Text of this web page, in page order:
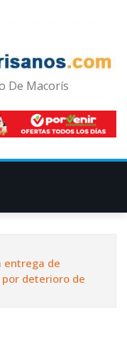
De Macorís
entrega de
deterioro de